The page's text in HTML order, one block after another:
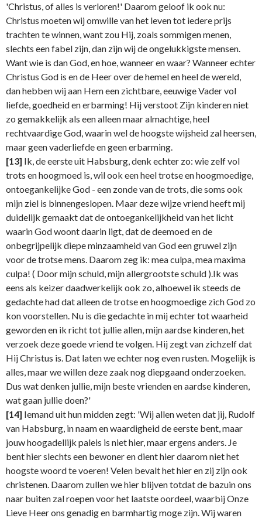
'Christus, of alles is verloren!' Daarom geloof ik ook nu:
Christus moeten wij omwille van het leven tot iedere prijs
trachten te winnen, want zou Hij, zoals sommigen menen,
slechts een fabel zijn, dan zijn wij de ongelukkigste mensen.
Want wie is dan God, en hoe, wanneer en waar? Wanneer echter
Christus God is en de Heer over de hemel en heel de wereld,
dan hebben wij aan Hem een zichtbare, eeuwige Vader vol
liefde, goedheid en erbarming! Hij verstoot Zijn kinderen niet
zo gemakkelijk als een alleen maar almachtige, heel
rechtvaardige God, waarin wel de hoogste wijsheid zal heersen,
maar geen vaderliefde en geen erbarming.
[13] Ik, de eerste uit Habsburg, denk echter zo: wie zelf vol
trots en hoogmoed is, wil ook een heel trotse en hoogmoedige,
ontoegankelijke God - een zonde van de trots, die soms ook
mijn ziel is binnengeslopen. Maar deze wijze vriend heeft mij
duidelijk gemaakt dat de ontoegankelijkheid van het licht
waarin God woont daarin ligt, dat de deemoed en de
onbegrijpelijk diepe minzaamheid van God een gruwel zijn
voor de trotse mens. Daarom zeg ik: mea culpa, mea maxima
culpa! ( Door mijn schuld, mijn allergrootste schuld ).Ik was
eens als keizer daadwerkelijk ook zo, alhoewel ik steeds de
gedachte had dat alleen de trotse en hoogmoedige zich God zo
kon voorstellen. Nu is die gedachte in mij echter tot waarheid
geworden en ik richt tot jullie allen, mijn aardse kinderen, het
verzoek deze goede vriend te volgen. Hij zegt van zichzelf dat
Hij Christus is. Dat laten we echter nog even rusten. Mogelijk is
alles, maar we willen deze zaak nog diepgaand onderzoeken.
Dus wat denken jullie, mijn beste vrienden en aardse kinderen,
wat gaan jullie doen?'
[14] Iemand uit hun midden zegt: 'Wij allen weten dat jij, Rudolf
van Habsburg, in naam en waardigheid de eerste bent, maar
jouw hoogadellijk paleis is niet hier, maar ergens anders. Je
bent hier slechts een bewoner en dient hier daarom niet het
hoogste woord te voeren! Velen bevalt het hier en zij zijn ook
christenen. Daarom zullen we hier blijven totdat de bazuin ons
naar buiten zal roepen voor het laatste oordeel, waarbij Onze
Lieve Heer ons genadig en barmhartig moge zijn. Wij waren